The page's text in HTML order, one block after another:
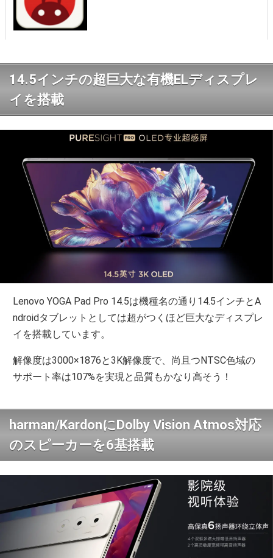
14.5インチの超巨大な有機ELディスプレ
イを搭載
Lenovo YOGA Pad Pro 14.5は機種名の通り14.5インチとA
ndroidタブレットとしては超がつくほど巨大なディスプレ
イを搭載しています。
解像度は3000×1876と3K解像度で、尚且つNTSC色域の
サポート率は107%を実現と品質もかなり高そう！
harman/KardonにDolby Vision Atmos対応
のスピーカーを6基搭載